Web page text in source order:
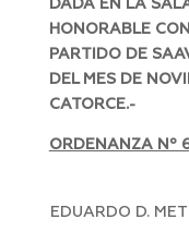
DADA EN LA
HONORABLE
PARTIDO DE
DEL MES DE
CATORCE.-
ORDENANZA Nº
EDUARDO D.